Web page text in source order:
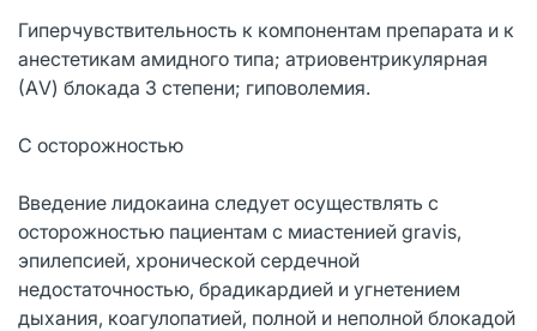
Гиперчувствительность к компонентам препарата и к
анестетикам амидного типа; атриовентрикулярная
(АV) блокада 3 степени; гиповолемия.
С осторожностью
Введение лидокаина следует осуществлять с
осторожностью пациентам с миастенией gravis,
эпилепсией, хронической сердечной
недостаточностью, брадикардией и угнетением
дыхания, коагулопатией, полной и неполной блокадой